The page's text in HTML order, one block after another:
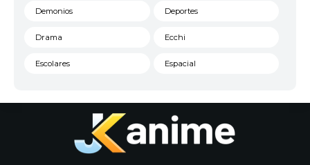
Demonios Deportes
Drama Ecchi
Escolares Espacial
Historico
Josei